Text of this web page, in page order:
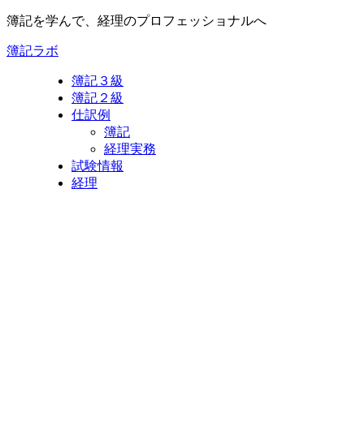
簿記を学んで、経理のプロフェッショナルへ
簿記ラボ
簿記３級
簿記２級
仕訳例
簿記
経理実務
試験情報
経理